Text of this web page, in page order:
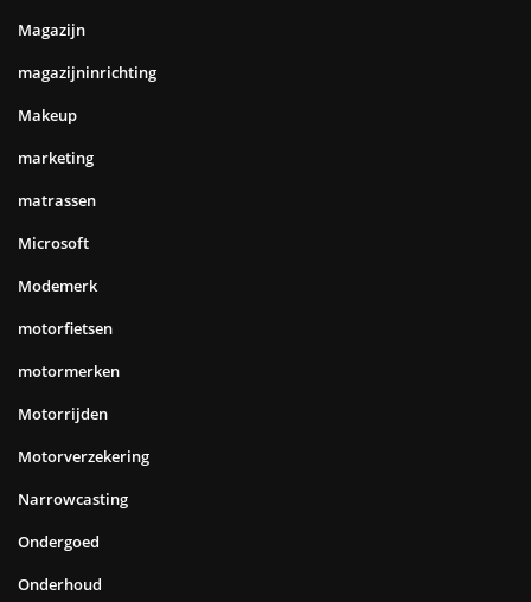
Magazijn
magazijninrichting
Makeup
marketing
matrassen
Microsoft
Modemerk
motorfietsen
motormerken
Motorrijden
Motorverzekering
Narrowcasting
Ondergoed
Onderhoud